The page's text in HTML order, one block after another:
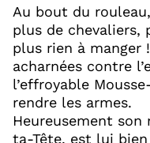
Au bout du
plus de
plus rien à manger
acharnées contre
l’effroyable
rendre les armes.
Heureusement son
ta-Tête, est lui bien